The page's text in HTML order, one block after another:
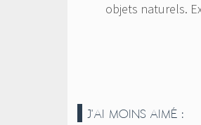
objets naturels.
J'AI MOINS AIMÉ :